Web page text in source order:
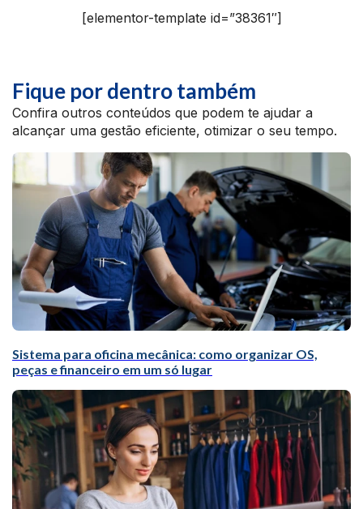
[elementor-template id=”38361″]
Fique por dentro também
Confira outros conteúdos que podem te ajudar a
alcançar uma gestão eficiente, otimizar o seu tempo.
Sistema para oficina mecânica: como organizar OS,
peças e financeiro em um só lugar